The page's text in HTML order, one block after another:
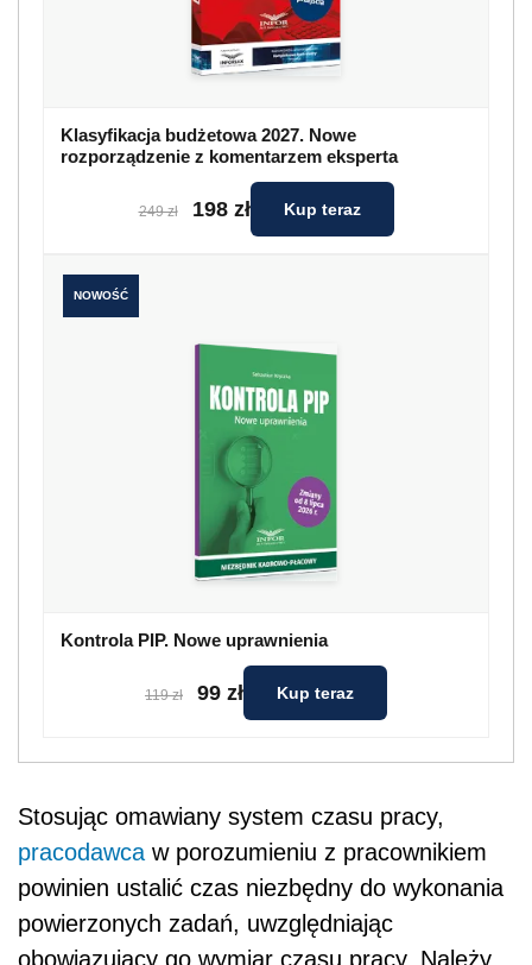
Klasyfikacja budżetowa 2027. Nowe
rozporządzenie z komentarzem eksperta
249 zł 198 zł Kup teraz
NOWOŚĆ
Kontrola PIP. Nowe uprawnienia
119 zł 99 zł Kup teraz
Stosując omawiany system czasu pracy,
pracodawca w porozumieniu z pracownikiem
powinien ustalić czas niezbędny do wykonania
powierzonych zadań, uwzględniając
obowiązujący go wymiar czasu pracy. Należy